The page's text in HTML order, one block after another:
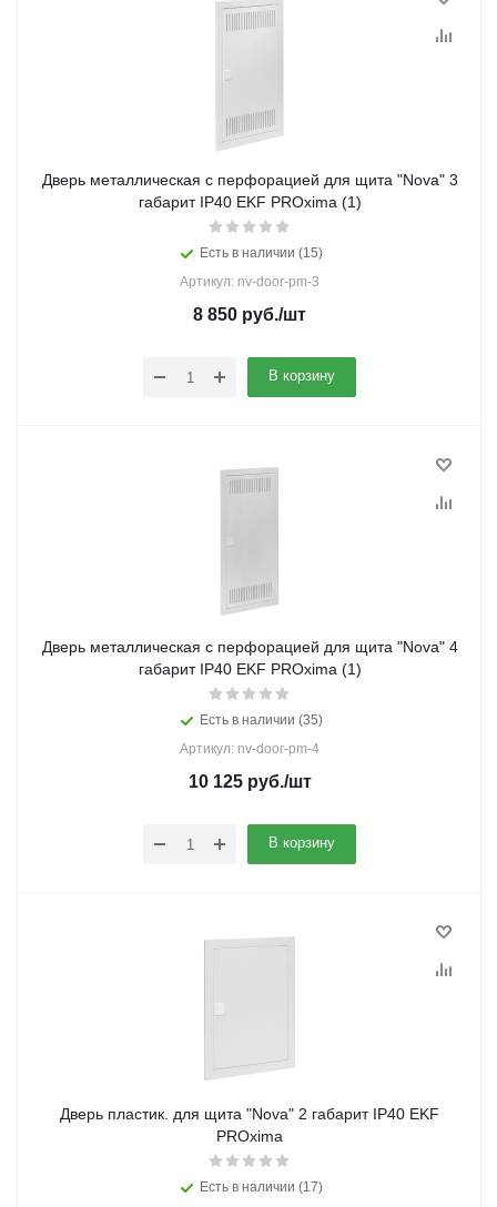
Дверь металлическая с перфорацией для щита "Nova" 3
габарит IP40 EKF PROxima (1)
Есть в наличии (15)
Артикул: nv-door-pm-3
8 850 руб./шт
В корзину
Дверь металлическая с перфорацией для щита "Nova" 4
габарит IP40 EKF PROxima (1)
Есть в наличии (35)
Артикул: nv-door-pm-4
10 125руб./шт
В корзину
Дверь пластик. для щита "Nova" 2 габарит IP40 EKF
PROxima
Есть в наличии (17)